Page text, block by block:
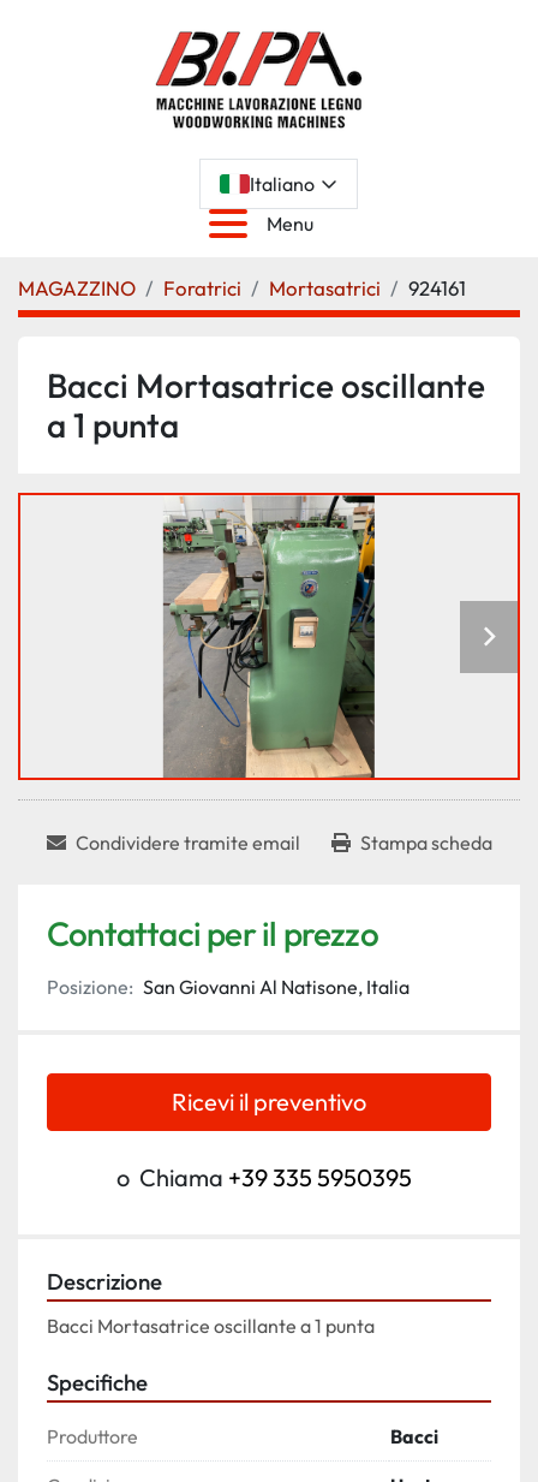
Italiano
Menu
MAGAZZINO Foratrici Mortasatrici 924161
Bacci Mortasatrice oscillante
a 1 punta
Condividere tramite email Stampa scheda
Contattaci per il prezzo
Posizione: San Giovanni Al Natisone, Italia
Ricevi il preventivo
o Chiama +39 335 5950395
Descrizione
Bacci Mortasatrice oscillante a 1 punta
Specifiche
Produttore Bacci